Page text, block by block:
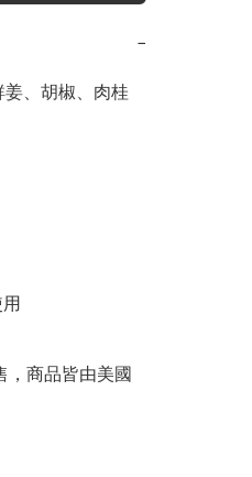
−
、胡椒、肉桂
，商品皆由美國